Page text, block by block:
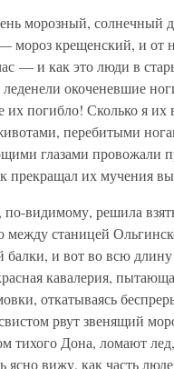
морозный, солнечный
мороз крещенский, и от
— и как это люди в
окоченевшие
погибло! Сколько я их
перебитыми
глазами провожали
прекращал их мучения
видимому, решила
между станицей
балки, и вот во всю
кавалерия,
откатываясь
рвут звенящий
тихого Дона, ломают
ясно вижу, как часть